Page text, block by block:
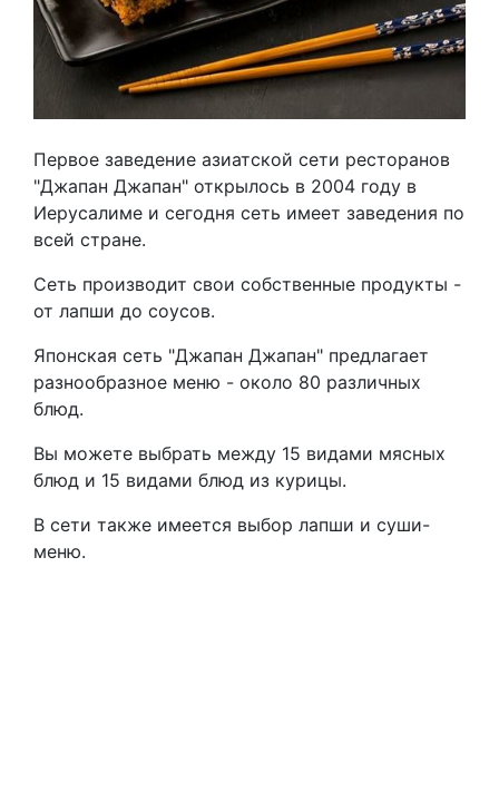
Первое заведение азиатской сети ресторанов
"Джапан Джапан" открылось в 2004 году в
Иерусалиме и сегодня сеть имеет заведения по
всей стране.
Сеть производит свои собственные продукты -
от лапши до соусов.
Японская сеть "Джапан Джапан" предлагает
разнообразное меню - около 80 различных
блюд.
Вы можете выбрать между 15 видами мясных
блюд и 15 видами блюд из курицы.
В сети также имеется выбор лапши и суши-
меню.